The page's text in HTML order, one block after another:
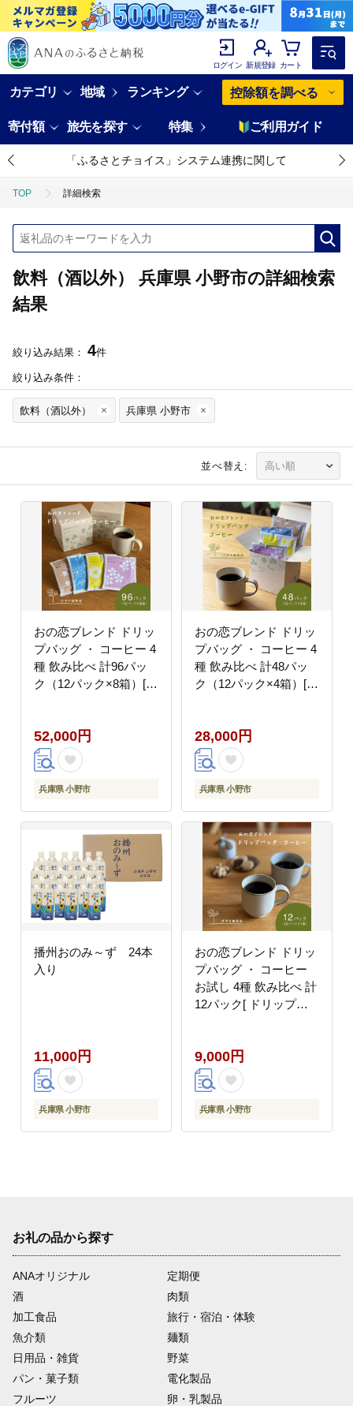
ログイン 新規登録 カート
カテゴリ 地域 ランキング 控除額を調べる
寄付額 旅先を探す 特集 ご利用ガイド
「ふるさとチョイス」システム連携に関して
TOP 詳細検索
飲料（酒以外） 兵庫県 小野市の詳細検索
結果
絞り込み結果： 4件
絞り込み条件：
飲料（酒以外） 兵庫県 小野市
並べ替え:
おの恋ブレンド ドリッ
プバッグ ・ コーヒー 4
種 飲み比べ 計96パッ
ク（12パック×8箱）[
52,000円
兵庫県 小野市
おの恋ブレンド ドリッ
プバッグ ・ コーヒー 4
種 飲み比べ 計48パッ
ク（12パック×4箱）[
28,000円
兵庫県 小野市
播州おのみ～ず 24本
入り
11,000円
兵庫県 小野市
おの恋ブレンド ドリッ
プバッグ ・ コーヒー
お試し 4種 飲み比べ 計
12パック[ ドリップコ
9,000円
兵庫県 小野市
お礼の品から探す
ANAオリジナル
定期便
酒
肉類
加工食品
旅行・宿泊・体験
魚介類
麺類
日用品・雑貨
野菜
パン・菓子類
電化製品
フルーツ
卵・乳製品